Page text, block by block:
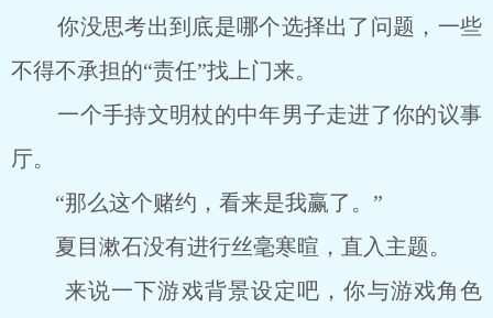
你没思考出到底是哪个选择出了问题，一些
不得不承担的“责任”找上门来。
一个手持文明杖的中年男子走进了你的议事
厅。
“那么这个赌约，看来是我赢了。”
夏目漱石没有进行丝毫寒暄，直入主题。
来说一下游戏背景设定吧，你与游戏角色